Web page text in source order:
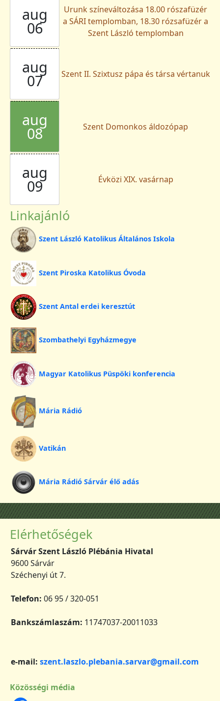
aug
06
Urunk színeváltozása 18.00 rószafüzér
a SÁRI templomban, 18.30 rózsafüzér a
Szent László templomban
aug
07 Szent II. Szixtusz pápa és társa vértanuk
aug
08 Szent Domonkos áldozópap
aug
09 Évközi XIX. vasárnap
Linkajánló
Szent László Katolikus Általános Iskola
Szent Piroska Katolikus Óvoda
Szent Antal erdei keresztút
Szombathelyi Egyházmegye
Magyar Katolikus Püspöki konferencia
Mária Rádió
Vatikán
Mária Rádió Sárvár élő adás
Elérhetőségek
Sárvár Szent László Plébánia Hivatal
9600 Sárvár
Széchenyi út 7.
Telefon: 06 95 / 320-051
Bankszámlaszám: 11747037-20011033
e-mail: szent.laszlo.plebania.sarvar@gmail.com
Közösségi média